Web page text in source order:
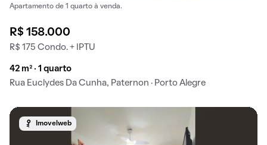
Apartamento de 1 quarto à venda.
R$ 158.000
R$ 175 Condo. + IPTU
42 m² · 1 quarto
Rua Euclydes Da Cunha, Paternon · Porto Alegre
Imovelweb